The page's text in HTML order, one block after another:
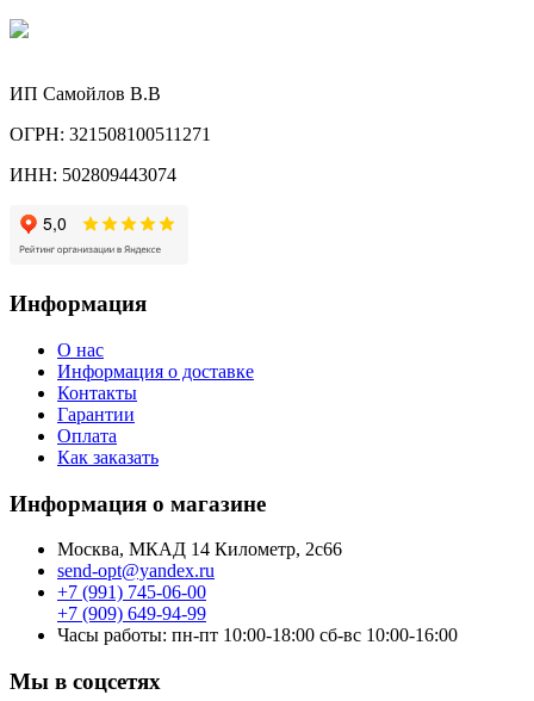
ИП Самойлов В.В
ОГРН: 321508100511271
ИНН: 502809443074
Информация
О нас
Информация о доставке
Контакты
Гарантии
Оплата
Как заказать
Информация о магазине
Москва, МКАД 14 Километр, 2с66
send-opt@yandex.ru
+7 (991) 745-06-00
+7 (909) 649-94-99
Часы работы: пн-пт 10:00-18:00 сб-вс 10:00-16:00
Мы в соцсетях